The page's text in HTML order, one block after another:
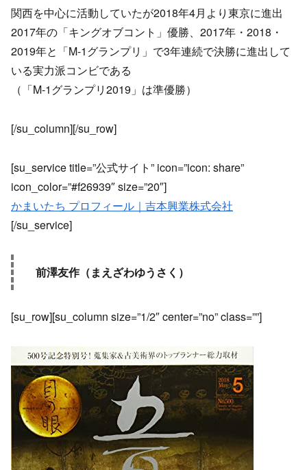
関西を中心に活動していたが2018年4月より東京に進出
2017年の「キングオブコント」優勝、2017年・2018・
2019年と「M-1グランプリ」で3年連続で決勝に進出して
いる実力派コンビである
（「M-1グランプリ2019」は準優勝）
[/su_column][/su_row]
[su_service title=”公式サイト” icon=”icon: share”
icon_color=”#f26939″ size=”20″]
かまいたち プロフィール｜吉本興業株式会社
[/su_service]
前澤友作（まえざわゆうさく）
[su_row][su_column size=”1/2″ center=”no” class=””]